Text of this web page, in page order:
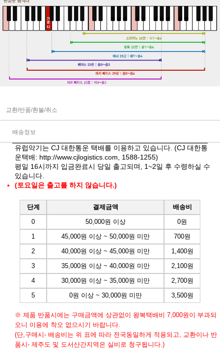
교환/반품/환불/취소
배송정보
유럽악기는 CJ 대한통운 택배를 이용하고 있습니다. (CJ 대한통
운택배: http://www.cjlogistics.com , 1588-1255)
평일 16시까지 입금완료시 당일 출고되며, 1~2일 후 수령하실 수
있습니다.
(토요일은 출고를 하지 않습니다.)
단계 결제금액
배송비
0
50,000원 이상
0원
1
45,000원 이상 ~ 50,000원 미만
700원
2
40,000원 이상 ~ 45,000원 미만
1,400원
3
35,000원 이상 ~ 40,000원 미만
2,100원
4
30,000원 이상 ~ 35,000원 미만
2,700원
5
0원 이상 ~ 30,000원 미만 3,500원
※ 제품 반품시에는 구매금액에 상관없이 왕복택배비 7,000원이 부과되
오니 이용에 착오 없으시기 바랍니다.
(단,구매시- 배송비는 위 표에 따라 전국동일하게 적용되고, 교환이나 반
품시- 제주도 및 도서산간지역은 실비로 청구됩니다.)